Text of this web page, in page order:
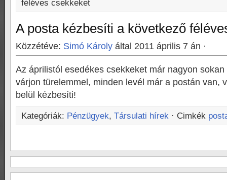
féléves csekkeket
A posta kézbesíti a következő
Közzétéve: Simó Károly által 2011 április 7 án ·
Az áprilistól esedékes csekkeket már nagyon
várjon türelemmel, minden levél már a postán van,
belül kézbesíti!
Kategóriák: Pénzügyek, Társulati hírek · Cimkék